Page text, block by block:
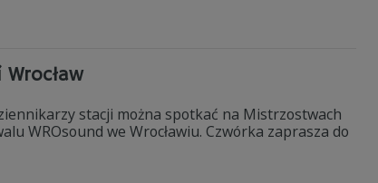
stacji można spotkać na Mistrzostwach
WROsound we Wrocławiu. Czwórka zaprasza do